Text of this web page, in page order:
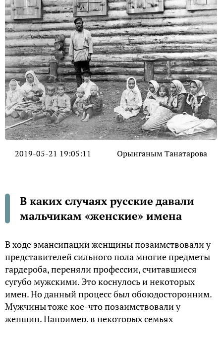
2019-05-21 19:05:11 Орынганым Танатарова
В каких случаях русские давали
мальчикам «женские» имена
В ходе эмансипации женщины позаимствовали у
представителей сильного пола многие предметы
гардероба, переняли профессии, считавшиеся
сугубо мужскими. Это коснулось и некоторых
имен. Но данный процесс был обоюдосторонним.
Мужчины тоже кое-что позаимствовали у
женщин. Например, в некоторых семьях